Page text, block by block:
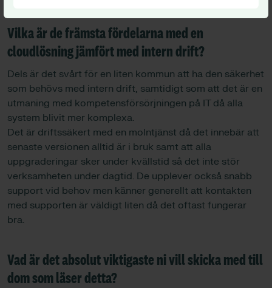
Vilka är de främsta fördelarna med en
cloudlösning jämfört med intern drift?
Dels är det svårt för en liten kommun att ha den säkerhet
som behövs med intern drift, samtidigt som att det är en
utmaning med kompetensförsörjningen på IT då alla
system blivit mer komplexa.
Det är driftssäkert med en molntjänst då det innebär att
senaste versionen alltid är i bruk samt att alla
uppgraderingar sker under kvällstid så det inte stör
verksamheten under dagtid. De upplever också snabb
support vid behov men känner generellt att kontakten
med supporten är väldigt liten då det oftast fungerar
bra.
Vad är det absolut viktigaste ni vill skicka med till
dom som läser detta?